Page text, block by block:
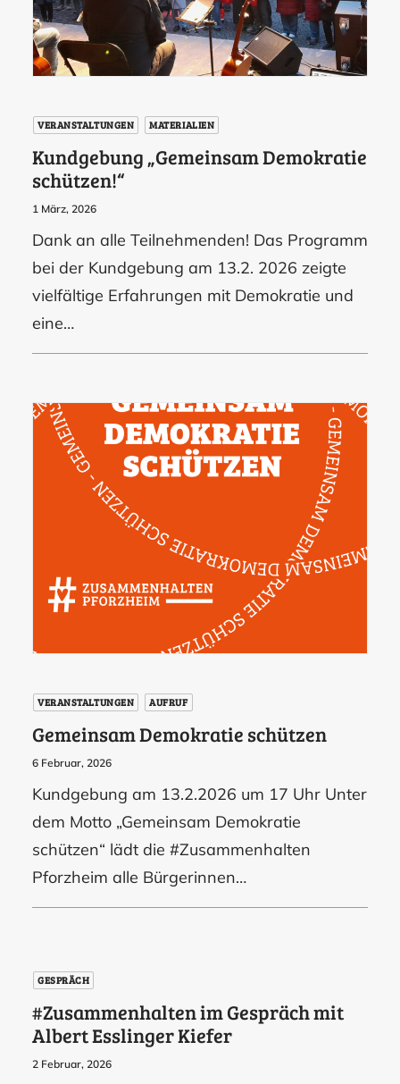
VERANSTALTUNGEN MATERIALIEN
Kundgebung „Gemeinsam Demokratie
schützen!“
1 März, 2026
Dank an alle Teilnehmenden! Das Programm
bei der Kundgebung am 13.2. 2026 zeigte
vielfältige Erfahrungen mit Demokratie und
eine…
VERANSTALTUNGEN AUFRUF
Gemeinsam Demokratie schützen
6 Februar, 2026
Kundgebung am 13.2.2026 um 17 Uhr Unter
dem Motto „Gemeinsam Demokratie
schützen“ lädt die #Zusammenhalten
Pforzheim alle Bürgerinnen…
GESPRÄCH
#Zusammenhalten im Gespräch mit
Albert Esslinger Kiefer
2 Februar, 2026